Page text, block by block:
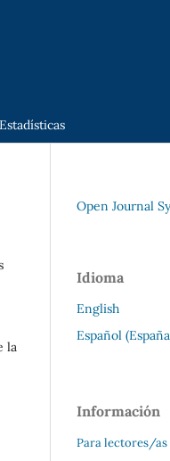
la
Open Journal
Idioma
English
Español
Información
Para lectores/as